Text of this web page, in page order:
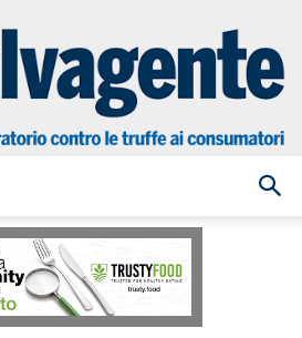
Salvagente